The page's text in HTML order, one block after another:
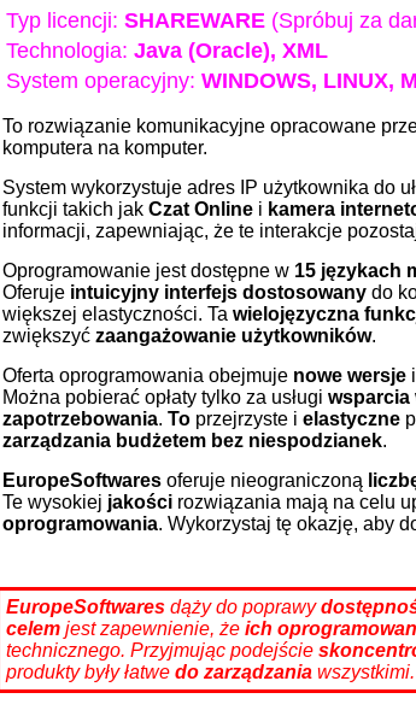
Typ licencji: SHAREWARE (Spróbuj za
Technologia: Java (Oracle), XML
System operacyjny: WINDOWS, LINUX,
To rozwiązanie komunikacyjne opracowane
komputera na komputer.
System wykorzystuje adres IP użytkownika do
funkcji takich jak Czat Online i kamera
informacji, zapewniając, że te interakcje
Oprogramowanie jest dostępne w 15 językach
Oferuje intuicyjny interfejs dostosowany do
większej elastyczności. Ta wielojęzyczna
zwiększyć zaangażowanie użytkowników.
Oferta oprogramowania obejmuje nowe wersje i
Można pobierać opłaty tylko za usługi wsparcia
zapotrzebowania. To przejrzyste i elastyczne
zarządzania budżetem bez niespodzianek.
EuropeSoftwares oferuje nieograniczoną
Te wysokiej jakości rozwiązania mają na celu
oprogramowania. Wykorzystaj tę okazję, aby
EuropeSoftwares dąży do poprawy
celem jest zapewnienie, że ich
technicznego. Przyjmując podejście
produkty były łatwe do zarządzania wszystkimi.